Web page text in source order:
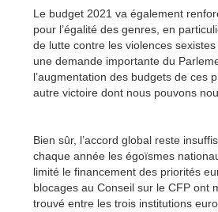
Le budget 2021 va également
pour l’égalité des genres, en
de lutte contre les violences sexistes
une demande importante du
l’augmentation des budgets de ces
autre victoire dont nous pouvons
Bien sûr, l’accord global reste
chaque année les égoïsmes
limité le financement des priorités
blocages au Conseil sur le CFP ont
trouvé entre les trois institutions